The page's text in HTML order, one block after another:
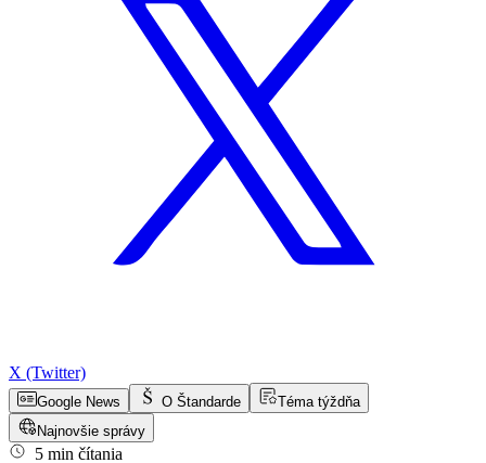
X (Twitter)
Google News O Štandarde
Téma týždňa
Najnovšie správy
5 min čítania